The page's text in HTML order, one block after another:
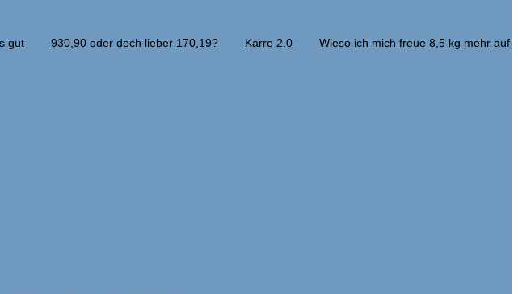
gut 930,90 oder doch lieber 170,19? Karre 2.0
Wieso ich mich freue 8,5 kg mehr auf